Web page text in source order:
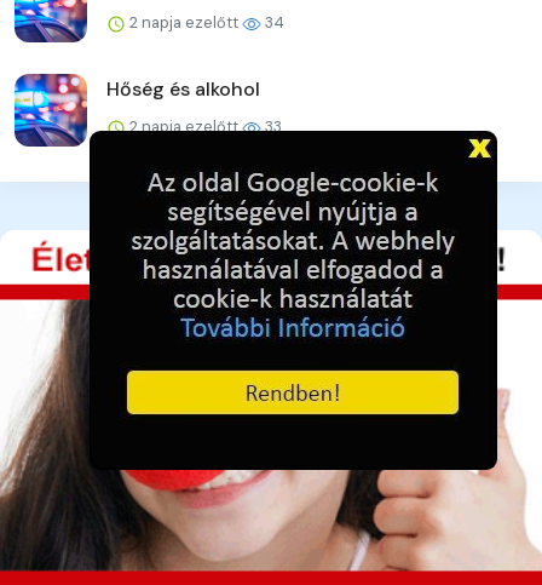
2 napja ezelőtt 34
Hőség és alkohol
2 napja ezelőtt 33